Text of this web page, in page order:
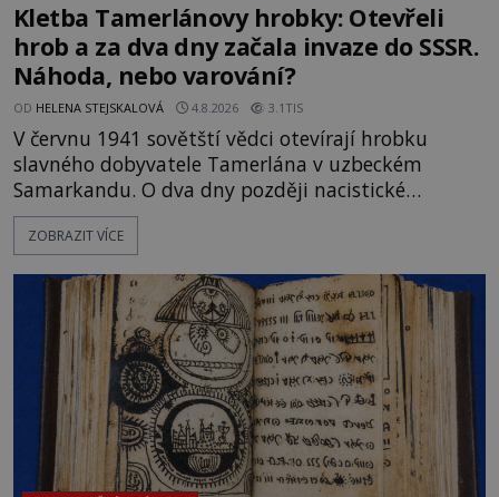
Kletba Tamerlánovy hrobky: Otevřeli
hrob a za dva dny začala invaze do SSSR.
Náhoda, nebo varování?
OD HELENA STEJSKALOVÁ 4.8.2026 3.1TIS
V červnu 1941 sovětští vědci otevírají hrobku
slavného dobyvatele Tamerlána v uzbeckém
Samarkandu. O dva dny později nacistické
Německo zahajuje operaci Barbarossa a napadá
Sovětský svaz. Shoda dat je natolik zarážející, že se
na legendě něco pravdy, nebo jde jen o fascinující
souhru okolností? Když antropolog Michail
Gerasimov (1907-1970) a
ZOBRAZIT VÍCE